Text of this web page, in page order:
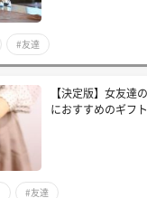
#友達
【決定版】女友達
におすすめのギフ
#友達